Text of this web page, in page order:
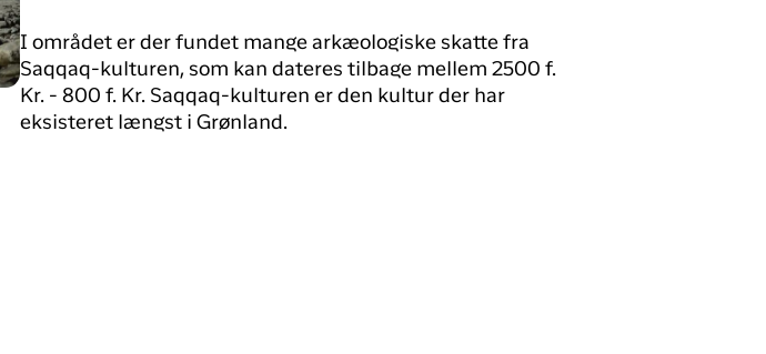
I området er der fundet mange arkæologiske skatte fra
Saqqaq-kulturen, som kan dateres tilbage mellem 2500 f.
Kr. - 800 f. Kr. Saqqaq-kulturen er den kultur der har
eksisteret længst i Grønland.